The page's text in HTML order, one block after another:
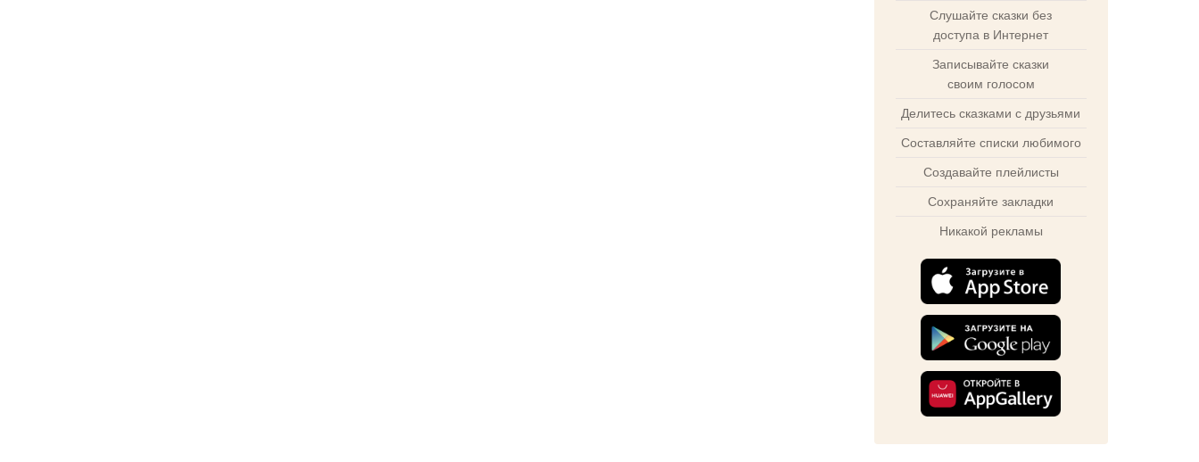
Слушайте сказки без
доступа в Интернет
Записывайте сказки
своим голосом
Делитесь сказками с друзьями
Составляйте списки любимого
Создавайте плейлисты
Сохраняйте закладки
Никакой рекламы